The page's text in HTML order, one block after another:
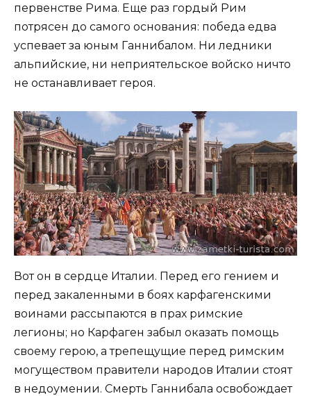
первенстве Рима. Еще раз гордый Рим
потрясен до самого основания: победа едва
успевает за юным Ганнибалом. Ни ледники
альпийские, ни неприятельское войско ничто
не останавливает героя.
Вот он в сердце Италии. Перед его гением и
перед закаленными в боях карфагенскими
воинами рассыпаются в прах римские
легионы; но Карфаген забыл оказать помощь
своему герою, а трепещущие перед римским
могуществом правители народов Италии стоят
в недоумении. Смерть Ганнибала освобождает